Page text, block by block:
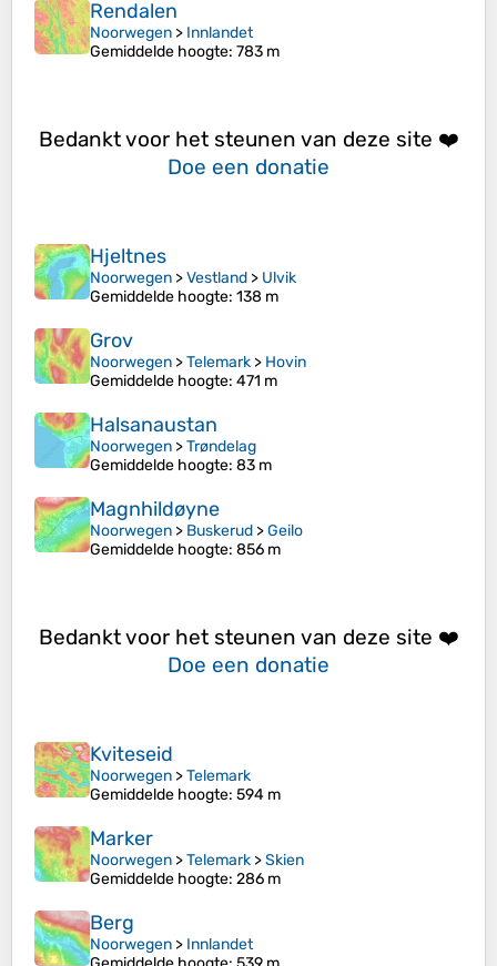
Rendalen
Noorwegen > Innlandet
Gemiddelde hoogte: 783 m
Bedankt voor het steunen van deze site ❤️
Doe een donatie
Hjeltnes
Noorwegen >Vestland > Ulvik
Gemiddelde hoogte: 138 m
Grov
Noorwegen >Telemark > Hovin
Gemiddelde hoogte: 471 m
Halsanaustan
Noorwegen >Trøndelag
Gemiddelde hoogte: 83 m
Magnhildøyne
Noorwegen > Buskerud >Geilo
Gemiddelde hoogte: 856 m
Bedankt voor het steunen van deze site ❤️
Doe een donatie
Kviteseid
Noorwegen >Telemark
Gemiddelde hoogte: 594 m
Marker
Noorwegen >Telemark >Skien
Gemiddelde hoogte: 286 m
Berg
Noorwegen > Innlandet